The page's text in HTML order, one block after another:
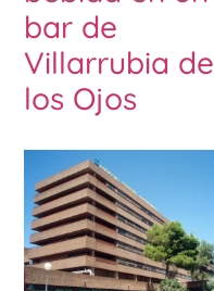
bar de
Villarrubia de
los Ojos